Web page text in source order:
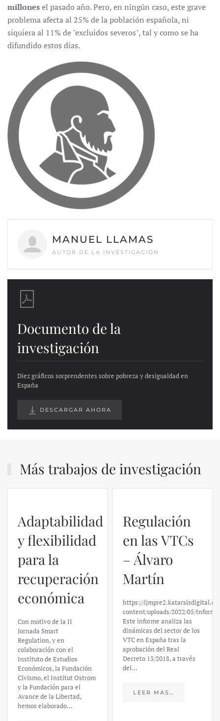
millonesel pasado año. Pero, en ningún caso, este grave
problema afecta al 25% de la población española, ni
siquiera al 11% de "excluidos severos", tal y como se ha
difundido estos días.
MANUEL LLAMAS
AUTOR DE LA INVESTIGACIÓN
Documento de la
investigación
Diez gráficos sorprendentes sobre pobreza y desigualdad en
España
DESCARGAR AHORA
Más trabajos de investigación
Regulación
en las VTCs
– Álvaro
Martín
https://ijmpre2.katarsisdigital.com/wp-
content/uploads/2022/05/Informe_sobre_las_VTC.pdf
Este informe analiza las
dinámicas del sector de los
VTC en España tras la
aprobación del Real
Decreto 13/2018, a través
del…
LEER MÁS…
El caso de
Silicon
Valley Bank:
un análisis
financiero –
Daniel
Fernández